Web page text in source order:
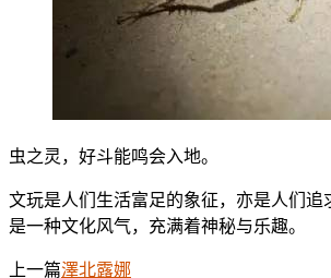
虫之灵，好斗能鸣会入地。
文玩是人们生活富足的象征，亦是人们追
是一种文化风气，充满着神秘与乐趣。
上一篇澤北露娜